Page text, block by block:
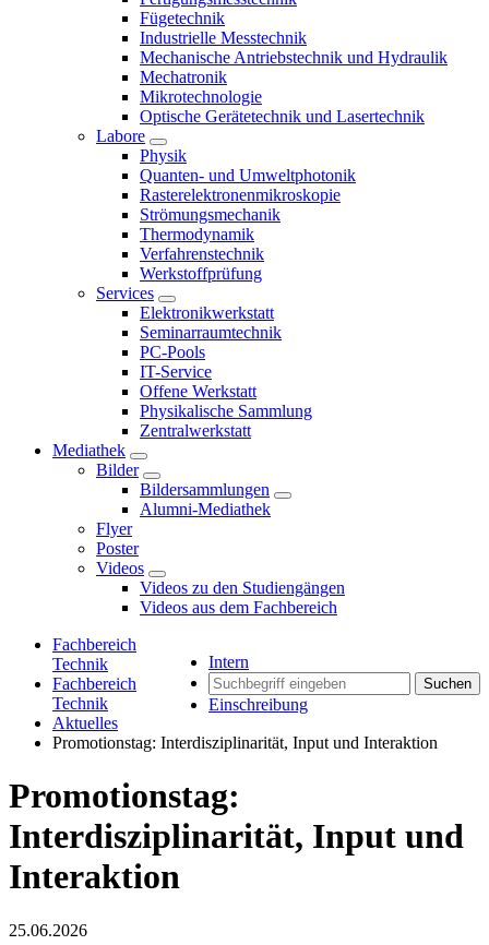
Fügetechnik
Industrielle Messtechnik
Mechanische Antriebstechnik und Hydraulik
Mechatronik
Mikrotechnologie
Optische Gerätetechnik und Lasertechnik
Labore
Physik
Quanten- und Umweltphotonik
Rasterelektronenmikroskopie
Strömungsmechanik
Thermodynamik
Verfahrenstechnik
Werkstoffprüfung
Services
Elektronikwerkstatt
Seminarraumtechnik
PC-Pools
IT-Service
Offene Werkstatt
Physikalische Sammlung
Zentralwerkstatt
Mediathek
Bilder
Bildersammlungen
Alumni-Mediathek
Flyer
Poster
Videos
Videos zu den Studiengängen
Videos aus dem Fachbereich
Intern
Suchen
Einschreibung
Fachbereich
Technik
Fachbereich
Technik
Aktuelles
Promotionstag: Interdisziplinarität, Input und Interaktion
Promotionstag:
Interdisziplinarität, Input und
Interaktion
25.06.2026